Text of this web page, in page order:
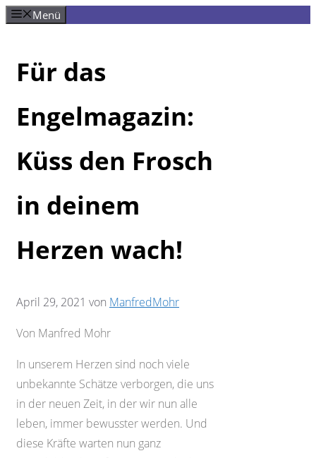
Zum Menü
Für das
Engelmagazin:
Küss den Frosch
in deinem
Herzen wach!
April 29, 2021 von ManfredMohr
Von Manfred Mohr
In unserem Herzen sind noch viele
unbekannte Schätze verborgen, die uns
in der neuen Zeit, in der wir nun alle
leben, immer bewusster werden. Und
diese Kräfte warten nun ganz